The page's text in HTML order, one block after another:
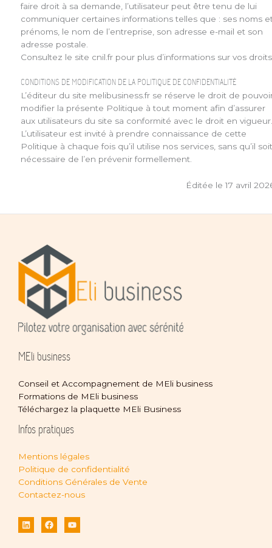
faire droit à sa demande, l’utilisateur peut être tenu de lui
communiquer certaines informations telles que : ses noms
prénoms, le nom de l’entreprise, son adresse e-mail et son
adresse postale.
Consultez le site cnil.fr pour plus d’informations sur vos
CONDITIONS DE MODIFICATION DE LA POLITIQUE DE CONFIDENTIALITÉ
L’éditeur du site melibusiness.fr se réserve le droit de
modifier la présente Politique à tout moment afin d’assurer
aux utilisateurs du site sa conformité avec le droit en
L’utilisateur est invité à prendre connaissance de cette
Politique à chaque fois qu’il utilise nos services, sans qu’il
nécessaire de l’en prévenir formellement.
Éditée le 17 avril
MEli business
Conseil et Accompagnement de MEli business
Formations de MEli business
Téléchargez la plaquette MEli Business
Infos pratiques
Mentions légales
Politique de confidentialité
Conditions Générales de Vente
Contactez-nous